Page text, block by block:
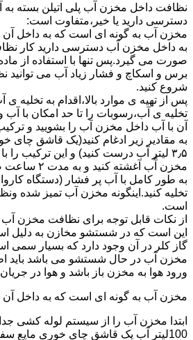
نظافت داخل مخزن آب پلی اتیلن بسته به
دسترسی دارید یا خیر،متفاوت است:
مخزن آب به گونه ای است که به داخل آن
به داخل مخزن آب دسترسی دارید کار
صورت می گیرد.پس تنها با استفاده از
برس و اسکاچ و فشار زیاد آب می توانید
شروع کنید.
پس از تهیه ی موارد بالا،اقدام به تخلیه
تخلیه ی آب،رسوبات را تا حد امکان با آب
آن با آب داخل مخزن آب را بشویید و
به مقادیر زیر ادغام کنید(یک قاشق چای
۳٫۵ لیتر آب درست کنید) و این ترکیب را
مخزن آّب
به طور کامل با آب پر فشار (دستگاه
تخلیه کنید.اینگونه مخزن آب تمیز شده
است.
از نکات قابل توجه برای نظافت مخزن آب
این است که در شستشو مخازن به دلیل
گاز کلر در آن وجود دارد که بسیار سمی
مخزن آب در حال شستشو می باشد باید
ورود هوا به مخزن باز باشد و هوا در
مخزن آب به گونه ای است که به داخل آن
ابتدا مخزن آب را از سیستم لوله کشی